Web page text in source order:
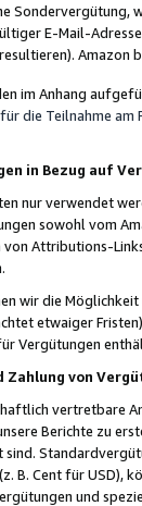
Sondervergütung,
E-Mail-
Amazon
im Anhang
die Teilnahme am
in Bezug auf
nur verwendet
sowohl vom
Attributions-
wir die
etwaiger
Vergütungen
Zahlung von
vertretbare
Berichte zu
sind.
B. Cent für USD),
und